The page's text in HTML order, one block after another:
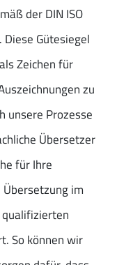
der DIN ISO
. Diese Gütesiegel
Zeichen für
zu
unsere Prozesse
Übersetzer
für Ihre
im
So können wir